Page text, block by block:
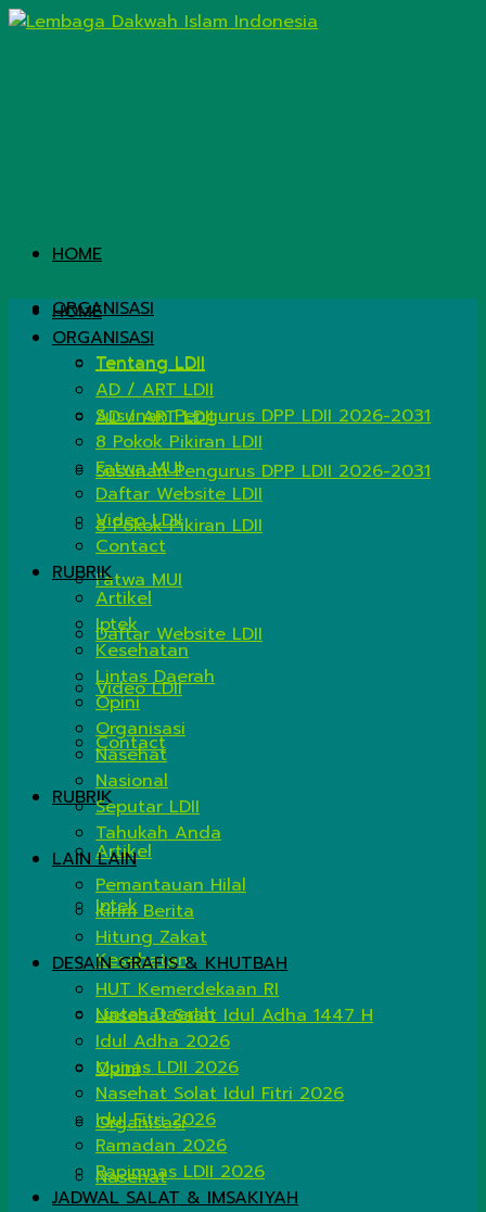
HOME
ORGANISASI
Tentang LDII
AD / ART LDII
Susunan Pengurus DPP LDII 2026-2031
8 Pokok Pikiran LDII
Fatwa MUI
Daftar Website LDII
Video LDII
Contact
RUBRIK
Artikel
Iptek
Kesehatan
Lintas Daerah
Opini
Organisasi
Nasehat
HOME
ORGANISASI
Tentang LDII
AD / ART LDII
Susunan Pengurus DPP LDII 2026-2031
8 Pokok Pikiran LDII
Fatwa MUI
Daftar Website LDII
Video LDII
Contact
RUBRIK
Artikel
Iptek
Kesehatan
Lintas Daerah
Opini
Organisasi
Nasehat
Nasional
Seputar LDII
Tahukah Anda
LAIN LAIN
Pemantauan Hilal
Kirim Berita
Hitung Zakat
DESAIN GRAFIS & KHUTBAH
HUT Kemerdekaan RI
Nasehat Salat Idul Adha 1447 H
Idul Adha 2026
Munas LDII 2026
Nasehat Solat Idul Fitri 2026
Idul Fitri 2026
Ramadan 2026
Rapimnas LDII 2026
JADWAL SALAT & IMSAKIYAH